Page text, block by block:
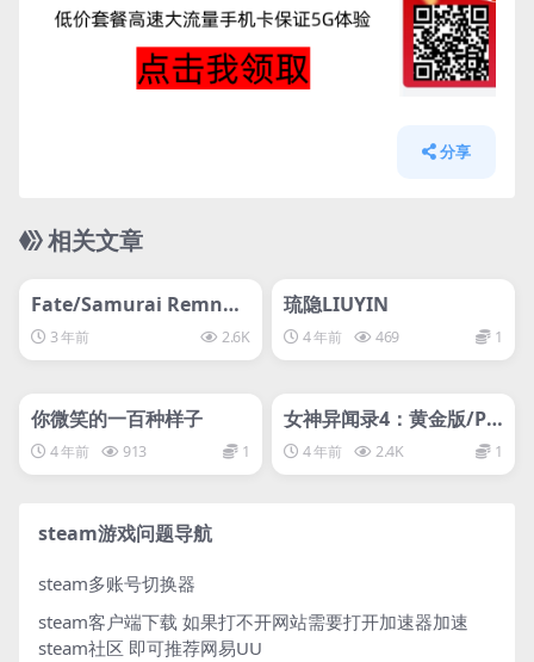
分享
相关文章
Fate/Samurai Remnan
t/圣杯战争盈月之仪豪华
版-问就是没有
3 年前 2.6K
琉隐LIUYIN
4 年前 469 1
svip专属
你微笑的一百种样子
4 年前 913 1
svip专属
女神异闻录4：黄金版/Pe
rsona 4:Gold Edition
4 年前 2.4K 1
steam游戏问题导航
steam多账号切换器
steam客户端下载 如果打不开网站需要打开加速器加速
steam社区 即可推荐网易UU